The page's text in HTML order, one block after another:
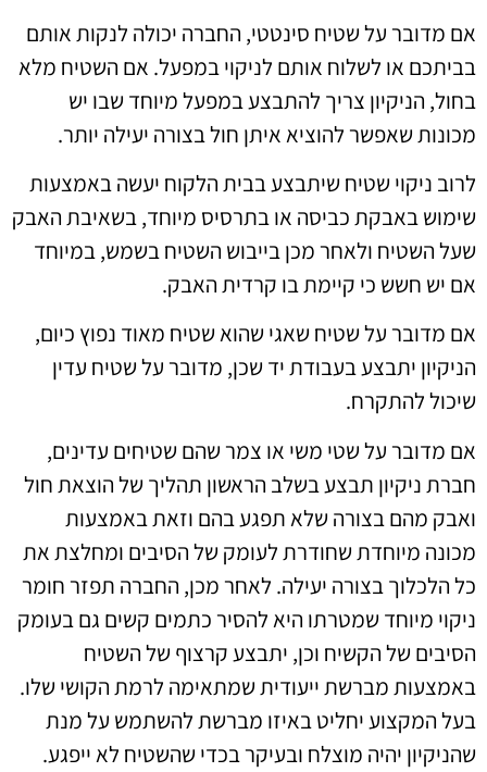
אם מדובר על שטיח סינטטי, החברה יכולה לנקות אותם
בביתכם או לשלוח אותם לניקוי במפעל. אם השטיח מלא
בחול, הניקיון צריך להתבצע במפעל מיוחד שבו יש
מכונות שאפשר להוציא איתן חול בצורה יעילה יותר.
לרוב ניקוי שטיח שיתבצע בבית הלקוח יעשה באמצעות
שימוש באבקת כביסה או בתרסיס מיוחד, בשאיבת האבק
שעל השטיח ולאחר מכן בייבוש השטיח בשמש, במיוחד
אם יש חשש כי קיימת בו קרדית האבק.
אם מדובר על שטיח שאגי שהוא שטיח מאוד נפוץ כיום,
הניקיון יתבצע בעבודת יד שכן, מדובר על שטיח עדין
שיכול להתקרח.
אם מדובר על שטי משי או צמר שהם שטיחים עדינים,
חברת ניקיון תבצע בשלב הראשון תהליך של הוצאת חול
ואבק מהם בצורה שלא תפגע בהם וזאת באמצעות
מכונה מיוחדת שחודרת לעומק של הסיבים ומחלצת את
כל הלכלוך בצורה יעילה. לאחר מכן, החברה תפזר חומר
ניקוי מיוחד שמטרתו היא להסיר כתמים קשים גם בעומק
הסיבים של הקשיח וכן, יתבצע קרצוף של השטיח
באמצעות מברשת ייעודית שמתאימה לרמת הקושי שלו.
בעל המקצוע יחליט באיזו מברשת להשתמש על מנת
שהניקיון יהיה מוצלח ובעיקר בכדי שהשטיח לא ייפגע.